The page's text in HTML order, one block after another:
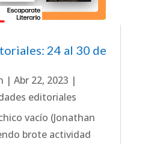
24 al 30 de
| Abr 22, 2023 |
editoriales
vacío (Jonathan
brote actividad